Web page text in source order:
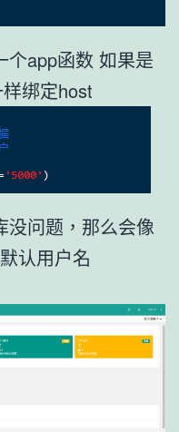
个app函数 如果是
绑定host
没问题，那么会像
认用户名